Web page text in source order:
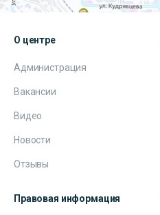
О центре
Администрация
Вакансии
Видео
Новости
Отзывы
Правовая информация